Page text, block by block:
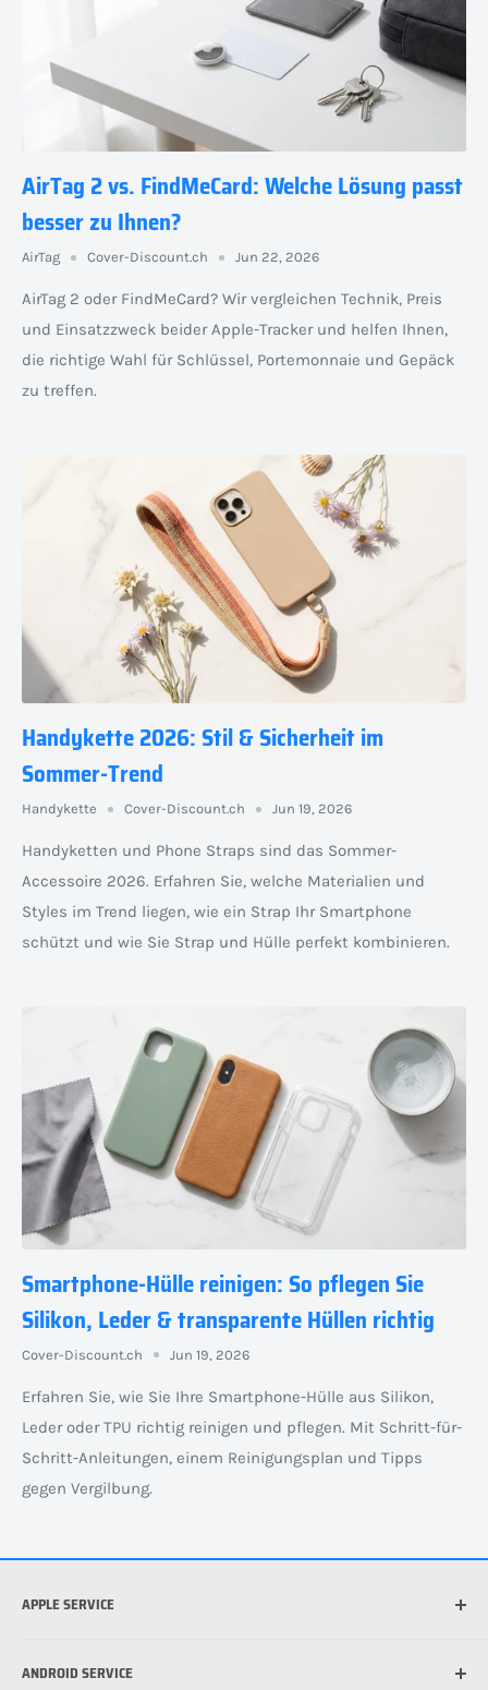
AirTag 2 vs. FindMeCard: Welche Lösung passt
besser zu Ihnen?
AirTag Cover-Discount.ch Jun 22, 2026
AirTag 2 oder FindMeCard? Wir vergleichen Technik, Preis
und Einsatzzweck beider Apple-Tracker und helfen Ihnen,
die richtige Wahl für Schlüssel, Portemonnaie und Gepäck
zu treffen.
Handykette 2026: Stil & Sicherheit im
Sommer-Trend
Handykette Cover-Discount.ch Jun 19, 2026
Handyketten und Phone Straps sind das Sommer-
Accessoire 2026. Erfahren Sie, welche Materialien und
Styles im Trend liegen, wie ein Strap Ihr Smartphone
schützt und wie Sie Strap und Hülle perfekt kombinieren.
Smartphone-Hülle reinigen: So pflegen Sie
Silikon, Leder & transparente Hüllen richtig
Cover-Discount.ch Jun 19, 2026
Erfahren Sie, wie Sie Ihre Smartphone-Hülle aus Silikon,
Leder oder TPU richtig reinigen und pflegen. Mit Schritt-für-
Schritt-Anleitungen, einem Reinigungsplan und Tipps
gegen Vergilbung.
APPLE SERVICE
Welche iPad habe ich?
ANDROID SERVICE